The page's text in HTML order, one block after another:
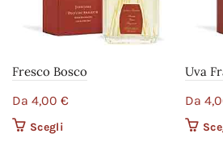
Fresco Bosco
Da 4,00 €
Scegli
Uva
Da